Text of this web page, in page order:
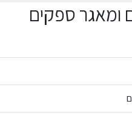
ומאגר ספקים